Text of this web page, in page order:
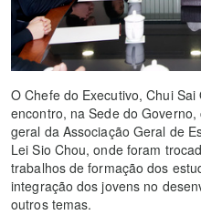
O Chefe do Executivo, Chui
encontro, na Sede do
geral da Associação Geral de
Lei Sio Chou, onde foram
trabalhos de formação dos
integração dos jovens no
outros temas.